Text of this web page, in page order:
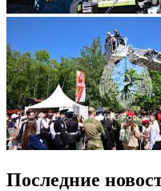
Последние